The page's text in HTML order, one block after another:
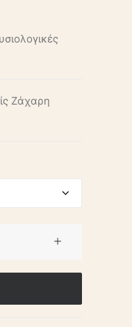
Ζάχαρη